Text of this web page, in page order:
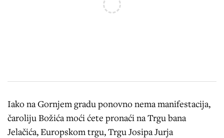
Iako na Gornjem gradu ponovno nema manifestacija,
čaroliju Božića moći ćete pronaći na Trgu bana
Jelačića, Europskom trgu, Trgu Josipa Jurja